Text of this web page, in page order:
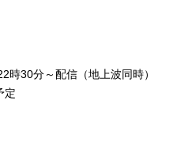
時30分～配信（地上波同時）
定